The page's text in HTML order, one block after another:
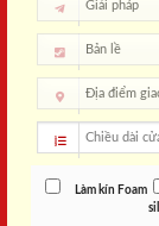
Làm kín Foam